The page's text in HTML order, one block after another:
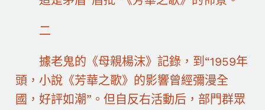
二
據老鬼的《母親楊沫》記錄，到“1959年
頭，小說《芳華之歌》的影響曾經彌漫全
國，好評如潮”。但自反右活動后，部門群眾